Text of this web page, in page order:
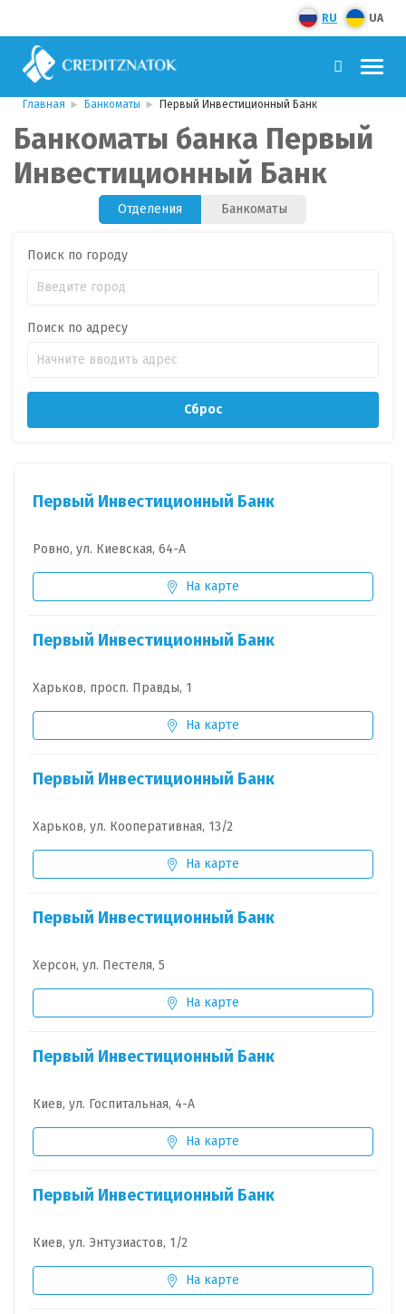
RU UA
Главная Банкоматы Первый Инвестиционный Банк
Банкоматы банка Первый
Инвестиционный Банк
Отделения Банкоматы
Поиск по городу
Поиск по адресу
Сброс
Первый Инвестиционный Банк
Ровно, ул. Киевская, 64-А
На карте
Первый Инвестиционный Банк
Харьков, просп. Правды, 1
На карте
Первый Инвестиционный Банк
Харьков, ул. Кооперативная, 13/2
На карте
Первый Инвестиционный Банк
Херсон, ул. Пестеля, 5
На карте
Первый Инвестиционный Банк
Киев, ул. Госпитальная, 4-А
На карте
Первый Инвестиционный Банк
Киев, ул. Энтузиастов, 1/2
На карте